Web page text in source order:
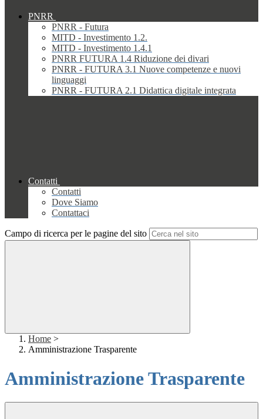
PNRR
PNRR - Futura
MITD - Investimento 1.2.
MITD - Investimento 1.4.1
PNRR FUTURA 1.4 Riduzione dei divari
PNRR - FUTURA 3.1 Nuove competenze e nuovi
linguaggi
PNRR - FUTURA 2.1 Didattica digitale integrata
Contatti
Contatti
Dove Siamo
Contattaci
Campo di ricerca per le pagine del sito
Home >
Amministrazione Trasparente
Amministrazione Trasparente